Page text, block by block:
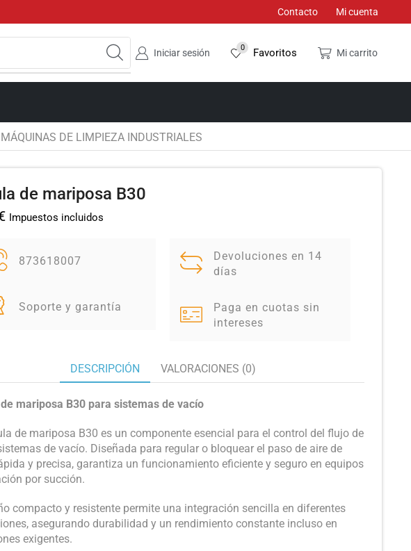
Contacto Mi cuenta
Iniciar sesión 0 Favoritos Mi carrito
DE LIMPIEZA INDUSTRIALES
de mariposa B30
Impuestos incluidos
873618007
Soporte y garantía
Devoluciones en 14
días
Paga en cuotas sin
intereses
DESCRIPCIÓN VALORACIONES (0)
mariposa B30 para sistemas de vacío
de mariposa B30 es un componente esencial para el control del flujo de
de vacío. Diseñada para regular o bloquear el paso de aire de
y precisa, garantiza un funcionamiento eficiente y seguro en equipos
por succión.
compacto y resistente permite una integración sencilla en diferentes
asegurando durabilidad y un rendimiento constante incluso en
exigentes.